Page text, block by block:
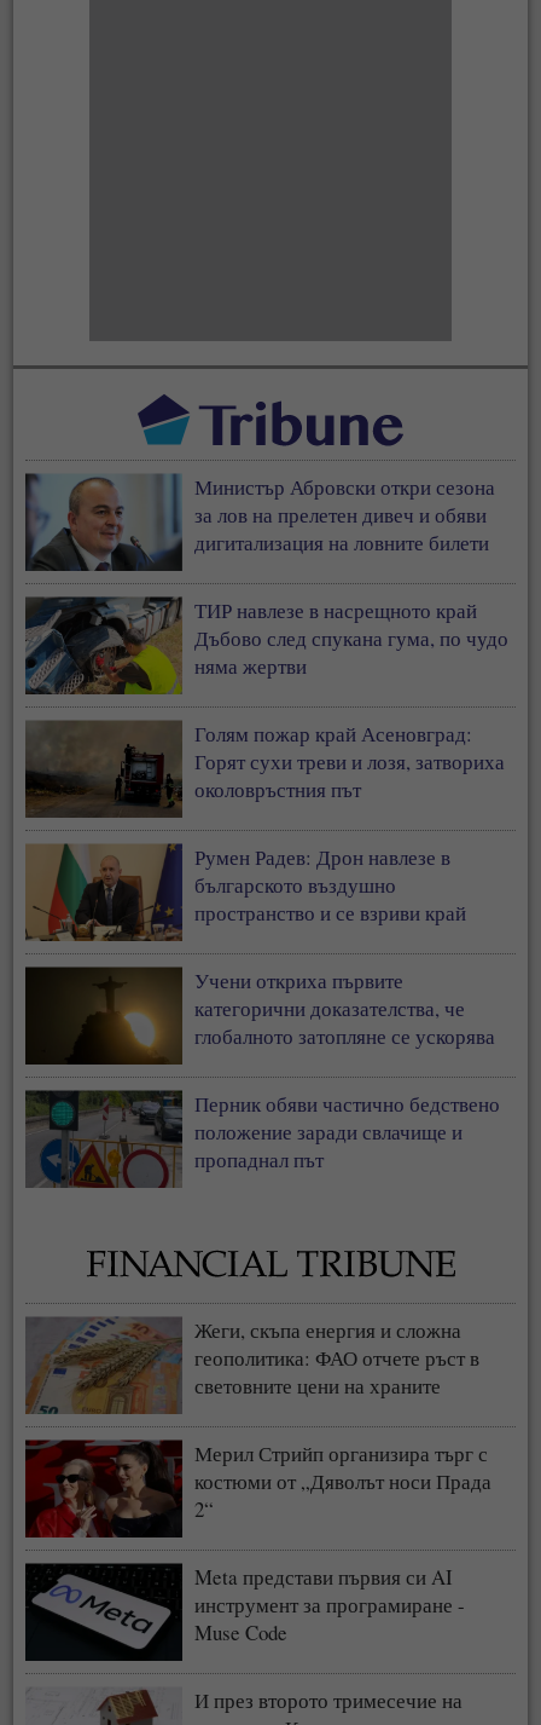
Министър Абровски откри сезона
за лов на прелетен дивеч и обяви
дигитализация на ловните билети
ТИР навлезе в насрещното край
Дъбово след спукана гума, по чудо
няма жертви
Голям пожар край Асеновград:
Горят сухи треви и лозя, затвориха
околовръстния път
Румен Радев: Дрон навлезе в
българското въздушно
пространство и се взриви край
Учени откриха първите
категорични доказателства, че
глобалното затопляне се ускорява
Перник обяви частично бедствено
положение заради свлачище и
пропаднал път
Жеги, скъпа енергия и сложна
геополитика: ФАО отчете ръст в
световните цени на храните
Мерил Стрийп организира търг с
костюми от „Дяволът носи Прада
2“
Meta представи първия си AI
инструмент за програмиране -
Muse Code
И през второто тримесечие на